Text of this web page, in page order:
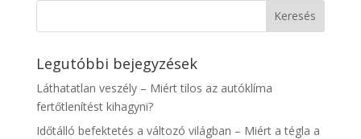
Legutóbbi bejegyzések
Láthatatlan veszély – Miért tilos az autóklíma
fertőtlenítést kihagyni?
Időtálló befektetés a változó világban – Miért a tégla a